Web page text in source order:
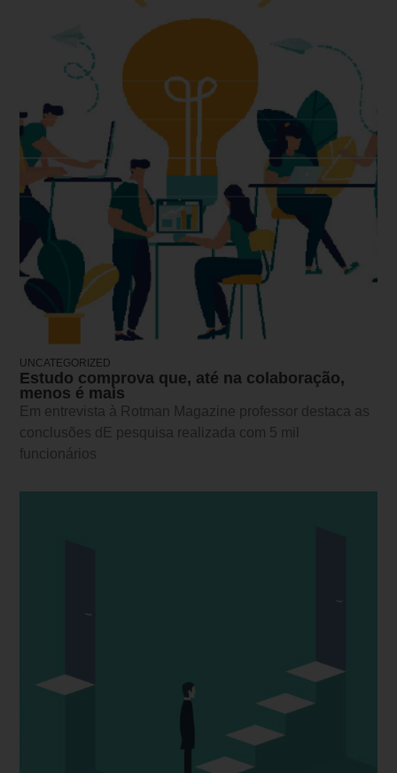
UNCATEGORIZED
Estudo comprova que, até na colaboração,
menos é mais
Em entrevista à Rotman Magazine professor destaca as
conclusões dE pesquisa realizada com 5 mil
funcionários